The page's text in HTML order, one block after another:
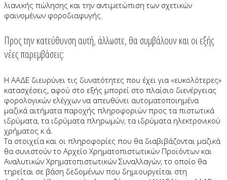
λιανικής πώλησης και την αντιμετώπιση των σχετικών
φαινομένων φοροδιαφυγής.
Προς την κατεύθυνση αυτή, άλλωστε, θα συμβάλουν και οι εξής
νέες παρεμβάσεις:
Η ΑΑΔΕ διευρύνει τις δυνατότητες που έχει για «ευκολότερες»
κατασχέσεις, αφού στο εξής μπορεί στο πλαίσιο διενέργειας
φορολογικών ελέγχων να απευθύνει αυτοματοποιημένα
μαζικά αιτήματα παροχής πληροφοριών προς τα πιστωτικά
ιδρύματα, τα ιδρύματα πληρωμών, τα ιδρύματα ηλεκτρονικού
χρήματος κ.ά.
Τα στοιχεία και οι πληροφορίες που θα διαβιβάζονται μαζικά
θα συνιστούν το Αρχείο Χρηματοπιστωτικών Προϊόντων και
Αναλυτικών Χρηματοπιστωτικών Συναλλαγών, το οποίο θα
τηρείται σε βάση δεδομένων που δημιουργείται στη